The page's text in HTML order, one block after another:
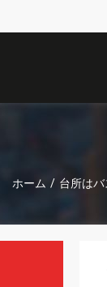
ホーム / 台所は